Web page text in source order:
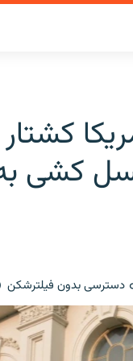
کشی
دسترسی بدون فیلترشکن